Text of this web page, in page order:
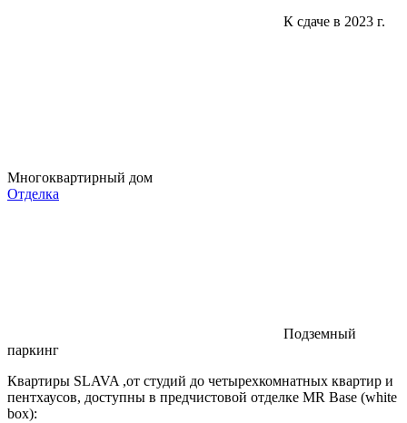
К сдаче в 2023 г.
Многоквартирный дом
Отделка
Подземный
паркинг
Квартиры SLAVA ,от студий до четырехкомнатных квартир и
пентхаусов, доступны в предчистовой отделке MR Base (white
box):